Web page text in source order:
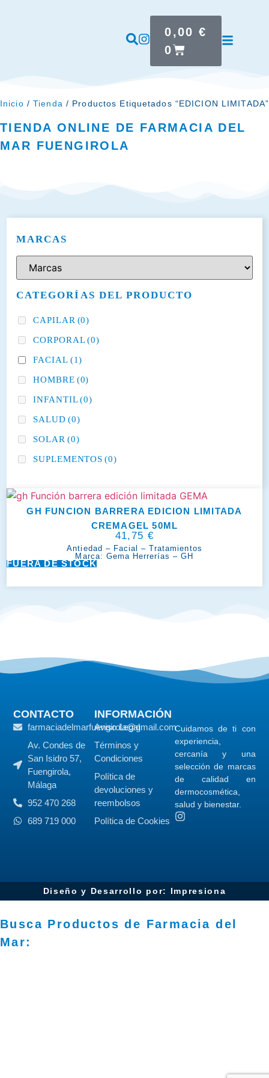
0,00€
0
Inicio /Tienda / Productos Etiquetados “EDICION LIMITADA”
TIENDA ONLINE DE FARMACIA DEL
MAR FUENGIROLA
MARCAS
CATEGORÍAS DEL PRODUCTO
CAPILAR (0)
CORPORAL (0)
FACIAL (1)
HOMBRE (0)
INFANTIL (0)
SALUD (0)
SOLAR (0)
SUPLEMENTOS (0)
GH FUNCION BARRERA EDICION LIMITADA
CREMAGEL 50ML
41,75 €
Antiedad – Facial –Tratamientos
Marca: Gema Herrerías – GH
FUERA DE STOCK
Cuidamos de ti con
experiencia,
cercanía y una
selección de marcas
de calidad en
dermocosmética,
salud y bienestar.
CONTACTO
farmaciadelmarfuengirola@gmail.com
Av. Condes de
San Isidro 57,
Fuengirola,
Málaga
952 470 268
689 719 000
INFORMACIÓN
Aviso Legal
Términos y
Condiciones
Política de
devoluciones y
reembolsos
Política de Cookies
Diseño y Desarrollo por: Impresiona​
Busca Productos de Farmacia del
Mar: